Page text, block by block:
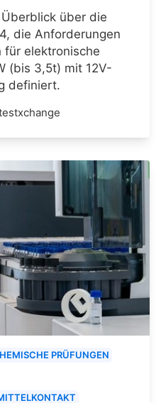
über die
die Anforderungen
für elektronische
(bis 3,5t) mit 12V-
definiert.
PRÜFUNGEN